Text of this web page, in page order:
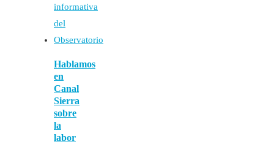
Hablamos
en
Canal
Sierra
sobre
la
labor